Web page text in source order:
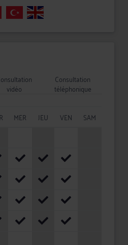
vidéo
Consultation
téléphonique
MER JEU VEN
SAM